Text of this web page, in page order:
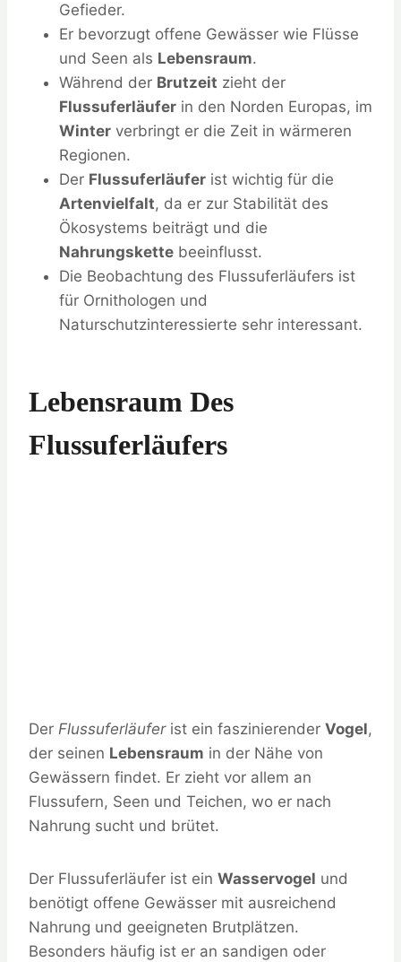
Gefieder.
Er bevorzugt offene Gewässer wie Flüsse
und Seen als Lebensraum.
Während der Brutzeit zieht der
Flussuferläufer in den Norden Europas, im
Winter verbringt er die Zeit in wärmeren
Regionen.
Der Flussuferläufer ist wichtig für die
Artenvielfalt, da er zur Stabilität des
Ökosystems beiträgt und die
Nahrungskette beeinflusst.
Die Beobachtung des Flussuferläufers ist
für Ornithologen und
Naturschutzinteressierte sehr interessant.
Lebensraum Des
Flussuferläufers
Der Flussuferläuferist ein faszinierender Vogel,
der seinen Lebensraum in der Nähe von
Gewässern findet. Er zieht vor allem an
Flussufern, Seen und Teichen, wo er nach
Nahrung sucht und brütet.
Der Flussuferläufer ist ein Wasservogel und
benötigt offene Gewässer mit ausreichend
Nahrung und geeigneten Brutplätzen.
Besonders häufig ist er an sandigen oder